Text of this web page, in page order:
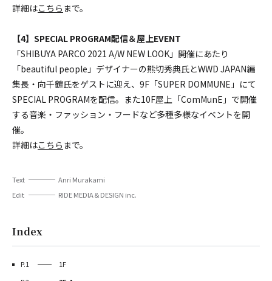
詳細はこちら まで。
【4】SPECIAL PROGRAM配信＆屋上EVENT
「SHIBUYA PARCO 2021 A/W NEW LOOK」開催にあたり
「beautiful people」デザイナーの熊切秀典氏とWWD JAPAN編
集長・向千鶴氏をゲストに迎え、9F「SUPER DOMMUNE」にて
SPECIAL PROGRAMを配信。また10F屋上「ComMunE」で開催
する音楽・ファッション・フードなど多種多様なイベントを開
催。
詳細はこちら まで。
Text
Anri Murakami
Edit
RIDE MEDIA＆DESIGN inc.
Index
P.1
1F